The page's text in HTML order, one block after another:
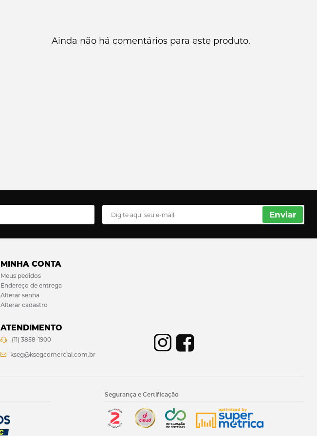
Ainda não há comentários para este produto.
Enviar
MINHA CONTA
Meus pedidos
Endereço de entrega
Alterar senha
Alterar cadastro
ATENDIMENTO
(11) 3858-1900
kseg@ksegcomercial.com.br
Segurança e Certificação